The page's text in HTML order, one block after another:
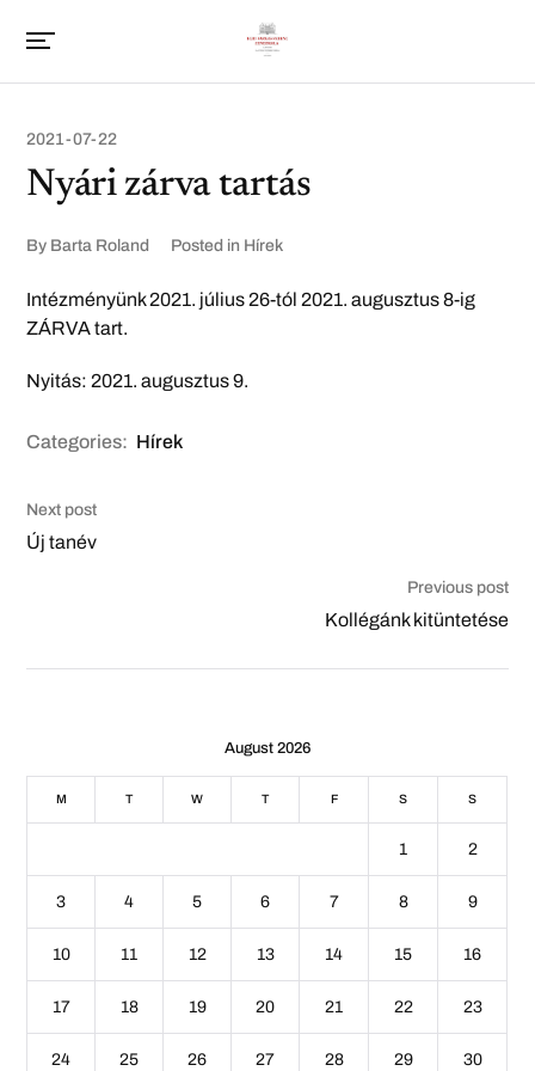
2021-07-22
Nyári zárva tartás
By Barta Roland Posted in Hírek
Intézményünk 2021. július 26-tól 2021. augusztus 8-ig
ZÁRVA tart.
Nyitás: 2021. augusztus 9.
Categories: Hírek
Next post
Új tanév
Previous post
Kollégánk kitüntetése
August 2026
M T W T F S S
1 2
3 4 5 6 7 8 9
10 11 12 13 14 15 16
17 18 19 20 21 22 23
24 25 26 27 28 29 30